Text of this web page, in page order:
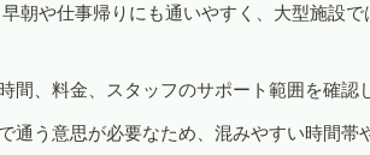
朝や仕事帰りにも通いやすく、大型施設
間、料金、スタッフのサポート範囲を確認
通う意思が必要なため、混みやすい時間帯